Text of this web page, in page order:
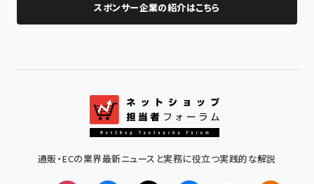
スポンサー企業の紹介はこちら
通販・ECの業界最新ニュースと実務に役立つ実践的な解説